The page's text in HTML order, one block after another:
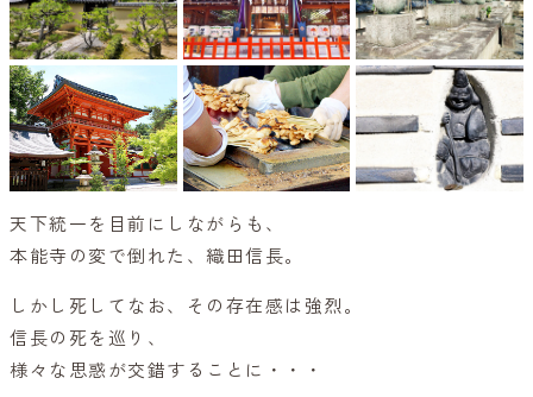
天下統一を目前にしながらも、
本能寺の変で倒れた、織田信長。
しかし死してなお、その存在感は強烈。
信長の死を巡り、
様々な思惑が交錯することに・・・